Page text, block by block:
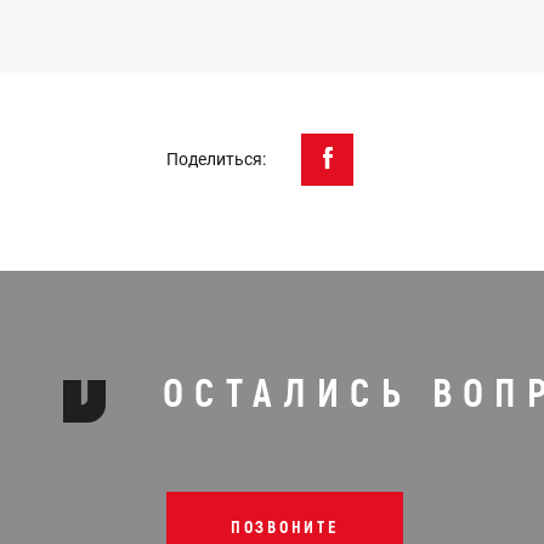
Поделиться:
ОСТАЛИСЬ
ПОЗВОНИТЕ